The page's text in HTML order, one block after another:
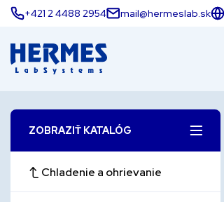
+421 2 4488 2954 mail@hermeslab.sk
ZOBRAZIŤ KATALÓG
Chladenie a ohrievanie